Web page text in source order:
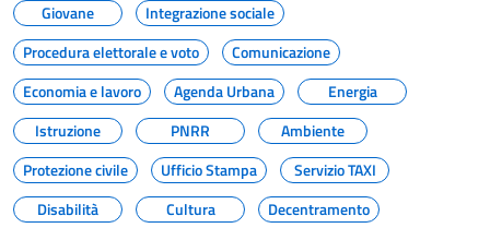
Giovane
Integrazione sociale
Procedura elettorale e voto
Comunicazione
Economia e lavoro
Agenda Urbana
Energia
Istruzione
PNRR
Ambiente
Protezione civile
Ufficio Stampa
Servizio TAXI
Disabilità
Cultura
Decentramento